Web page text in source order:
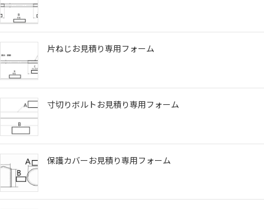
片ねじお見積り専用フォーム
寸切りボルトお見積り専用フォーム
保護カバーお見積り専用フォーム